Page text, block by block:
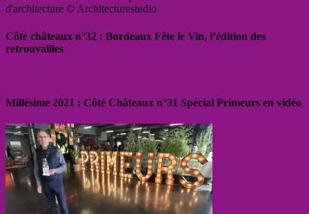
d'architecture © Architecturestudio
Côté châteaux n°32 : Bordeaux Fête le Vin, l’édition des
retrouvailles
Millésime 2021 : Côté Châteaux n°31 Spécial Primeurs en vidéo